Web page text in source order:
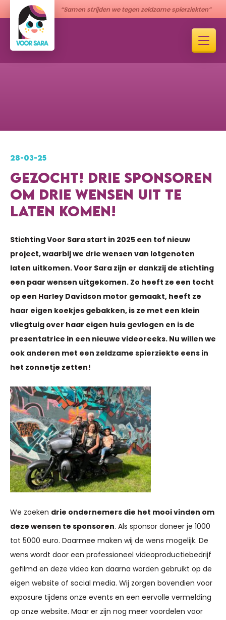
“Samen strijden we tegen zeldzame spierziekten”
28-03-25
GEZOCHT! DRIE SPONSOREN
OM DRIE WENSEN UIT TE
LATEN KOMEN!
Stichting Voor Sara start in 2025 een tof nieuw
project, waarbij we drie wensen van lotgenoten
laten uitkomen. Voor Sara zijn er dankzij de stichting
een paar wensen uitgekomen. Zo heeft ze een tocht
op een Harley Davidson motor gemaakt, heeft ze
haar eigen koekjes gebakken, is ze met een klein
vliegtuig over haar eigen huis gevlogen en is de
presentatrice in een nieuwe videoreeks. Nu willen we
ook anderen met een zeldzame spierziekte eens in
het zonnetje zetten!
We zoeken drie ondernemers die het mooi vinden om
deze wensen te sponsoren. Als sponsor doneer je 1000
tot 5000 euro. Daarmee maken wij de wens mogelijk. De
wens wordt door een professioneel videoproductiebedrijf
gefilmd en deze video kan daarna worden gebruikt op de
eigen website of social media. Wij zorgen bovendien voor
exposure tijdens onze events en een eervolle vermelding
op onze website. Maar er zijn nog meer voordelen voor